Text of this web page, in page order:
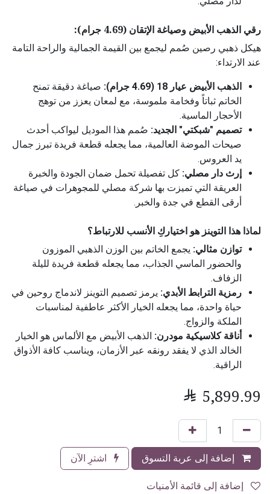
رقي الذهب الأبيض وصياغة الإتقان (4.69 جرام):
هيكل ذهبي رصين صُمم ليجمع بين القيمة الجمالية والراحة التامة
عند الارتداء:
الذهب الأبيض عيار 18 (4.69 جرام):
صياغة دقيقة تمنح
الخاتم ثباتاً وفخامة ملموسة، مع لمعان يعزز من توهج
الأحجار الماسية.
تصميم "شبكتي" الجديد: صُمم هذا الموديل ليواكب أحدث
صيحات الموضة العالمية، مما يجعله قطعة فريدة تبرز جمال
يد العروس.
إرث دار مصلي: كل تفصيلة تحمل ضمان الجودة والخبرة
العريقة التي تميزت بها شركة مصلي للمجوهرات في صياغة
أرقى القطع في جدة والخبر.
لماذا هذا التوينز هو اختياركِ الأنسب للارتباط؟
توازن مثالي: يجمع الخاتم بين الوزن الذهبي الموزون
والحضور الماسي الجذاب، مما يجعله قطعة فريدة لليلة
الزفاف.
رمزية الترابط الأبدي: يرمز تصميم التوينز لاندماج روحين في
حياة واحدة، مما يجعله الخيار الأكثر عاطفية لمناسبات
الملكة والزواج.
أناقة كلاسيكية مودرن: الذهب الأبيض مع الألماس هو الخيار
الخالد الذي لا يفقد رونقه عبر الأزمان، ويناسب كافة الأذواق
الراقية.
 5,899.99
إضافة إلى عربة التسوق اشترِ الآن